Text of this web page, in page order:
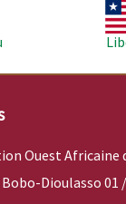
Ouest Africaine
Bobo-Dioulasso 01